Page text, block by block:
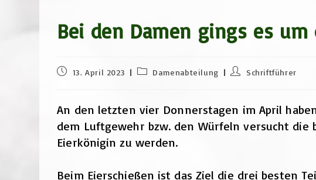
Bei den Damen gings es um
Beitrag13. April 2023
Beitrags-
Damenabteilung
Beitrags-
Schriftführer
An den letzten vier Donnerstagen im April
dem Luftgewehr bzw. den Würfeln versucht die
Eierkönigin zu werden.
Beim Eierschießen ist das Ziel die drei besten